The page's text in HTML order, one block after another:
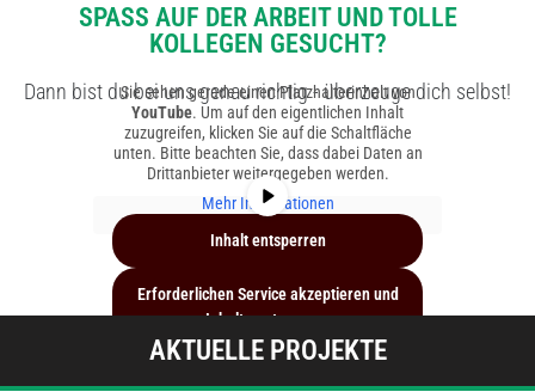
SPASS AUF DER ARBEIT UND TOLLE
KOLLEGEN GESUCHT?
Dann bist du bei uns genau richtig - überzeuge dich selbst!
Sie sehen gerade einen Platzhalterinhalt von
YouTube. Um auf den eigentlichen Inhalt
zuzugreifen, klicken Sie auf die Schaltfläche
unten. Bitte beachten Sie, dass dabei Daten an
Drittanbieter weitergegeben werden.
Mehr Informationen
Inhalt entsperren
Erforderlichen Service akzeptieren und
Inhalte entsperren
AKTUELLE PROJEKTE